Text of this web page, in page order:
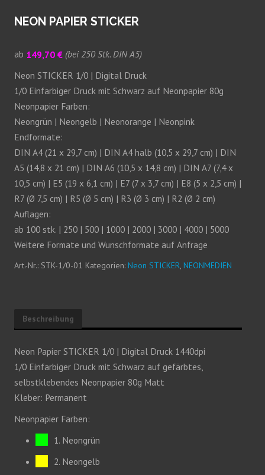
NEON PAPIER STICKER
ab 149,70 € (bei 250 Stk. DIN A5)
Neon STICKER 1/0 | Digital Druck
1/0 Einfarbiger Druck mit Schwarz auf Neonpapier 80g
Neonpapier Farben:
Neongrün | Neongelb | Neonorange | Neonpink
Endformate:
DIN A4 (21 x 29,7 cm) | DIN A4 halb (10,5 x 29,7 cm) | DIN
A5 (14,8 x 21 cm) | DIN A6 (10,5 x 14,8 cm) | DIN A7 (7,4 x
10,5 cm) | E5 (19 x 6,1 cm) | E7 (7 x 3,7 cm) | E8 (5 x 2,5 cm) |
R7 (Ø 7,5 cm) | R5 (Ø 5 cm) | R3 (Ø 3 cm) | R2 (Ø 2 cm)
Auflagen:
ab 100 stk. | 250 | 500 | 1000 | 2000 | 3000 | 4000 | 5000
Weitere Formate und Wunschformate auf Anfrage
Art.-Nr.: STK-1/0-01 Kategorien: Neon STICKER, NEONMEDIEN
Beschreibung
Neon Papier STICKER 1/0 | Digital Druck 1440dpi
1/0 Einfarbiger Druck mit Schwarz auf gefärbtes,
selbstklebendes Neonpapier 80g Matt
Kleber: Permanent
Neonpapier Farben:
1. Neongrün
2. Neongelb